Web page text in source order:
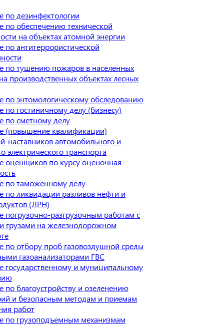
по дезинфектологии
по обеспечению технической
на объектах атомной энергии
по антитеррористической
по тушению пожаров в населенных
производственных объектах лесных
по энтомологическому обследованию
по гостиничному делу (бизнесу)
по сметному делу
(повышение квалификации)
наставников автомобильного и
электрического транспорта
оценщиков по курсу оценочная
по таможенному делу
по ликвидации разливов нефти и
(ЛРН)
погрузочно-разгрузочным работам с
грузами на железнодорожном
по отбору проб газовоздушной среды
газоанализаторами ГВС
государственному и муниципальному
по благоустройству и озеленению
и безопасным методам и приемам
работ
по грузоподъемным механизмам